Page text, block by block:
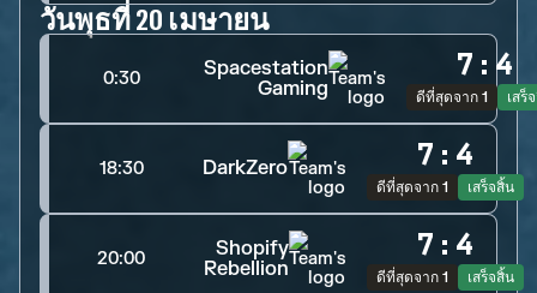
วันพุธที่ 20 เมษายน
0:30
Spacestation
Gaming
7 : 4
ดีที่สุดจาก 1 เสร็
18:30 DarkZero 7 : 4
ดีที่สุดจาก 1 เสร็จสิ้น
20:00
Shopify
Rebellion
7 : 4
ดีที่สุดจาก 1 เสร็จสิ้น